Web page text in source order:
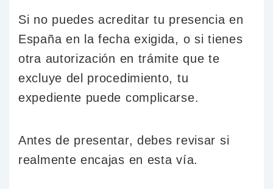
Si no puedes acreditar tu presencia en
España en la fecha exigida, o si tienes
otra autorización en trámite que te
excluye del procedimiento, tu
expediente puede complicarse.
Antes de presentar, debes revisar si
realmente encajas en esta vía.